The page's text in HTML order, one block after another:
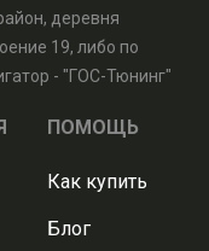
деревня
19, либо по
- "ГОС-Тюнинг"
ПОМОЩЬ
Как купить
Блог